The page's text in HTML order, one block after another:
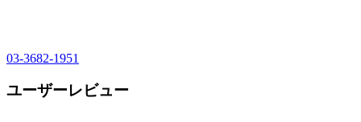
03-3682-1951
ユーザーレビュー